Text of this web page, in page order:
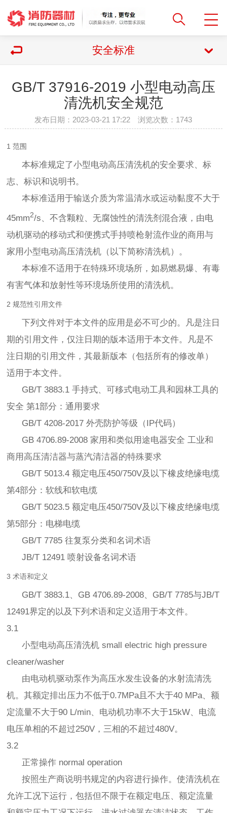
安全标准
GB/T 37916-2019 小型电动高压
清洗机安全规范
发布日期：2023-03-21 17:22 浏览次数： 1743
1 范围
本标准规定了小型电动高压清洗机的安全要求、标
志、标识和说明书。
本标准适用于输送介质为常温清水或运动黏度不大于
45mm2/s、不含颗粒、无腐蚀性的清洗剂混合液，由电
动机驱动的移动式和便携式手持喷枪射流作业的商用与
家用小型电动高压清洗机（以下简称清洗机）。
本标准不适用于在特殊环境场所，如易燃易爆、有毒
有害气体和放射性等环境场所使用的清洗机。
2 规范性引用文件
下列文件对于本文件的应用是必不可少的。凡是注日
期的引用文件，仅注日期的版本适用于本文件。凡是不
注日期的引用文件，其最新版本（包括所有的修改单）
适用于本文件。
GB/T 3883.1 手持式、可移式电动工具和园林工具的
安全 第1部分：通用要求
GB/T 4208-2017 外壳防护等级（IP代码）
GB 4706.89-2008 家用和类似用途电器安全 工业和
商用高压清洁器与蒸汽清洁器的特殊要求
GB/T 5013.4 额定电压450/750V及以下橡皮绝缘电缆
第4部分：软线和软电缆
GB/T 5023.5 额定电压450/750V及以下橡皮绝缘电缆
第5部分：电梯电缆
GB/T 7785 往复泵分类和名词术语
JB/T 12491 喷射设备名词术语
3 术语和定义
GB/T 3883.1、GB 4706.89-2008、GB/T 7785与JB/T
12491界定的以及下列术语和定义适用于本文件。
3.1
小型电动高压清洗机 small electric high pressure
cleaner/washer
由电动机驱动泵作为高压水发生设备的水射流清洗
机。其额定排出压力不低于0.7MPa且不大于40 MPa、额
定流量不大于90 L/min、电动机功率不大于15kW、电流
电压单相的不超过250V，三相的不超过480V。
3.2
正常操作 normal operation
按照生产商说明书规定的内容进行操作。使清洗机在
允许工况下运行，包括但不限于在额定电压、额定流量